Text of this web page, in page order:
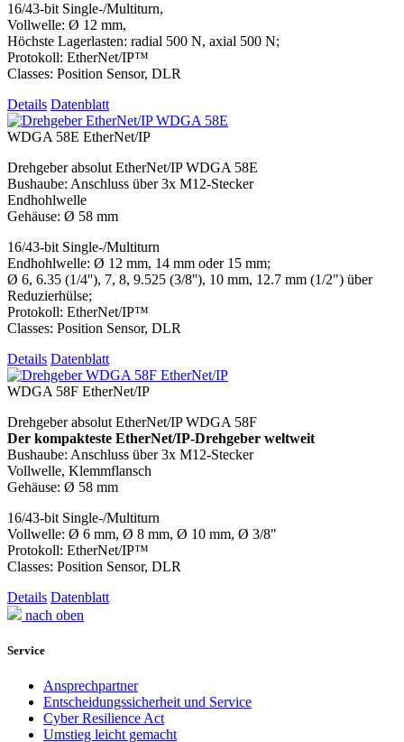
16/43-bit Single-/Multiturn,
Vollwelle: Ø 12 mm,
Höchste Lagerlasten: radial 500 N, axial 500 N;
Protokoll: EtherNet/IP™
Classes: Position Sensor, DLR
Details Datenblatt
WDGA 58E EtherNet/IP
Drehgeber absolut EtherNet/IP WDGA 58E
Bushaube: Anschluss über 3x M12-Stecker
Endhohlwelle
Gehäuse: Ø 58 mm
16/43-bit Single-/Multiturn
Endhohlwelle: Ø 12 mm, 14 mm oder 15 mm;
Ø 6, 6.35 (1/4''), 7, 8, 9.525 (3/8''), 10 mm, 12.7 mm (1/2") über
Reduzierhülse;
Protokoll: EtherNet/IP™
Classes: Position Sensor, DLR
Details Datenblatt
WDGA 58F EtherNet/IP
Drehgeber absolut EtherNet/IP WDGA 58F
Der kompakteste EtherNet/IP-Drehgeber weltweit
Bushaube: Anschluss über 3x M12-Stecker
Vollwelle, Klemmflansch
Gehäuse: Ø 58 mm
16/43-bit Single-/Multiturn
Vollwelle: Ø 6 mm, Ø 8 mm, Ø 10 mm, Ø 3/8"
Protokoll: EtherNet/IP™
Classes: Position Sensor, DLR
Details Datenblatt
nach oben
Service
Ansprechpartner
Entscheidungssicherheit und Service
Cyber Resilience Act
Umstieg leicht gemacht